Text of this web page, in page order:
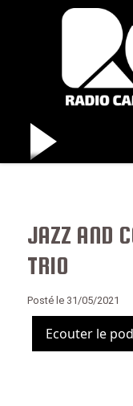
JAZZ AND
TRIO
Posté le 31/05/2021
Ecouter le